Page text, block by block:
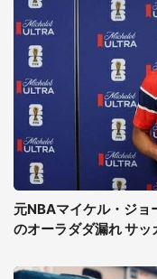
元NBAマイケル・ジ
のオーラダダ漏れ サ